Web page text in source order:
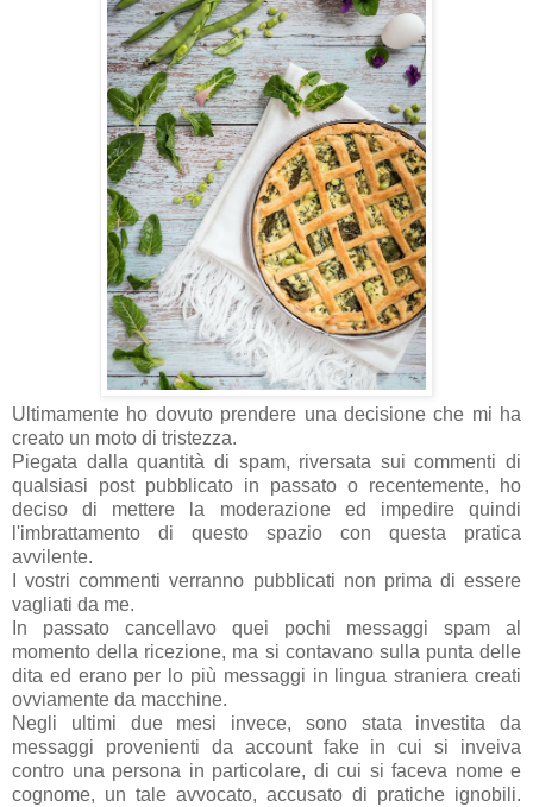
Ultimamente ho dovuto prendere una decisione che mi ha
creato un moto di tristezza.
Piegata dalla quantità di spam, riversata sui commenti di
qualsiasi post pubblicato in passato o recentemente, ho
deciso di mettere la moderazione ed impedire quindi
l'imbrattamento di questo spazio con questa pratica
avvilente.
I vostri commenti verranno pubblicati non prima di essere
vagliati da me.
In passato cancellavo quei pochi messaggi spam al
momento della ricezione, ma si contavano sulla punta delle
dita ed erano per lo più messaggi in lingua straniera creati
ovviamente da macchine.
Negli ultimi due mesi invece, sono stata investita da
messaggi provenienti da account fake in cui si inveiva
contro una persona in particolare, di cui si faceva nome e
cognome, un tale avvocato, accusato di pratiche ignobili.